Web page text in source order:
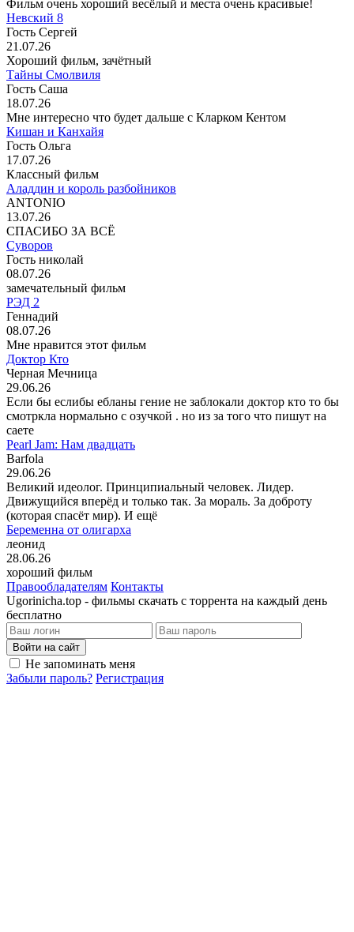
Фильм очень хороший весёлый и места очень красивые!
Невский 8
Гость Сергей
21.07.26
Хороший фильм, зачётный
Тайны Смолвиля
Гость Саша
18.07.26
Мне интересно что будет дальше с Кларком Кентом
Кишан и Канхайя
Гость Ольга
17.07.26
Классный фильм
Аладдин и король разбойников
ANTONIO
13.07.26
СПАСИБО ЗА ВСЁ
Суворов
Гость николай
08.07.26
замечательный фильм
РЭД 2
Геннадий
08.07.26
Мне нравится этот фильм
Доктор Кто
Черная Мечница
29.06.26
Если бы еслибы ебланы гение не заблокали доктор кто то бы
смотркла нормально с озучкой . но из за того что пишут на
саете
Pearl Jam: Нам двадцать
Barfola
29.06.26
Великий идеолог. Принципиальный человек. Лидер.
Движущийся вперёд и только так. За мораль. За доброту
(которая спасёт мир). И ещё
Беременна от олигарха
леонид
28.06.26
хороший фильм
Правообладателям Контакты
Ugorinicha.top - фильмы скачать с торрента на каждый день
бесплатно
Войти на сайт
Не запоминать меня
Забыли пароль? Регистрация